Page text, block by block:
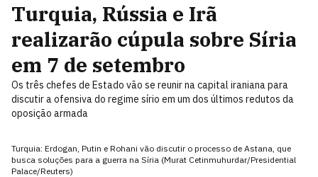
Turquia, Rússia e Irã
realizarão cúpula sobre Síria
em 7 de setembro
Os três chefes de Estado vão se reunir na capital iraniana para
discutir a ofensiva do regime sírio em um dos últimos redutos da
oposição armada
Turquia: Erdogan, Putin e Rohani vão discutir o processo de Astana, que
busca soluções para a guerra na Síria (Murat Cetinmuhurdar/Presidential
Palace/Reuters)